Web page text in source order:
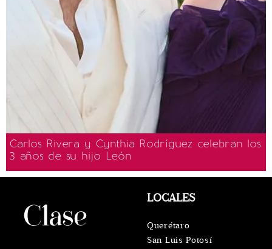
Carlos Rivera y Cynthia Rodríguez celebran los
3 años de su hijo León
LOCALES
Querétaro
San Luis Potosí